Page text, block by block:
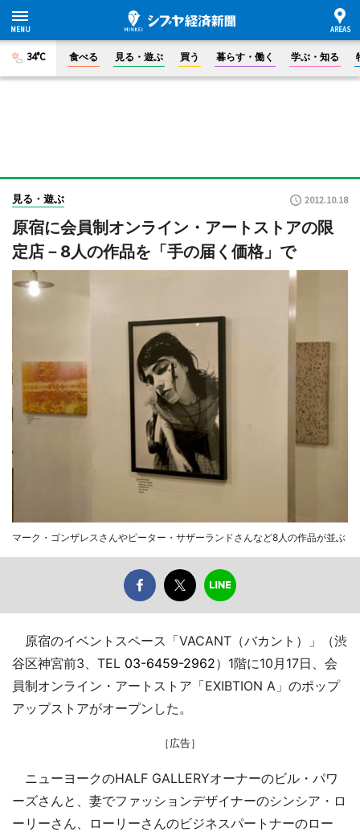
34°C 食べる 見る・遊ぶ 買う 暮らす・働く 学ぶ・知る
見る・遊ぶ 2012.10.18
原宿に会員制オンライン・アートストアの限
定店－8人の作品を「手の届く価格」で
マーク・ゴンザレスさんやピーター・サザーランドさんなど8人の作品が並ぶ
原宿のイベントスペース「VACANT（バカント）」（渋
谷区神宮前3、TEL 03-6459-2962）1階に10月17日、会
員制オンライン・アートストア「EXIBTION A」のポップ
アップストアがオープンした。
［広告］
ニューヨークのHALF GALLERYオーナーのビル・パワ
ーズさんと、妻でファッションデザイナーのシンシア・ロ
ーリーさん、ローリーさんのビジネスパートナーのロー